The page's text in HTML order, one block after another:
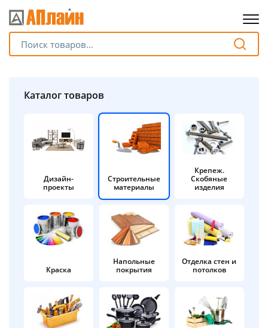
Каталог товаров
Дизайн-
проекты
Строительные
материалы
Крепеж.
Скобяные
изделия
Краска
Напольные
покрытия
Отделка стен и
потолков
Разбейте
на части
без переплат
График платежей
Сегодня
%
в корзину